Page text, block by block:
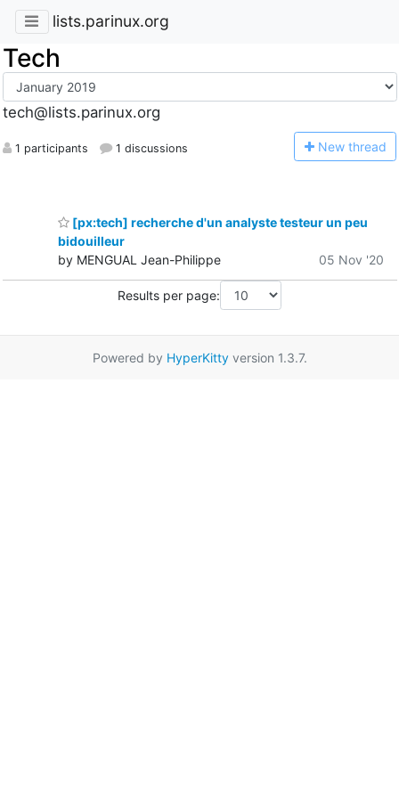
lists.parinux.org
Tech
tech@lists.parinux.org
1 participants 1 discussions New thread
[px:tech] recherche d'un analyste testeur un peu
bidouilleur
by MENGUAL Jean-Philippe
05 Nov '20
Results per page:
Powered by HyperKittyversion 1.3.7.